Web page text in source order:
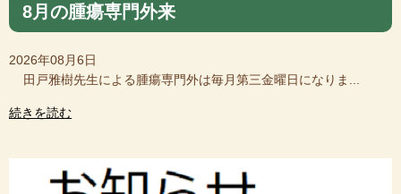
8月の腫瘍専門外来
2026年08月6日
田戸雅樹先生による腫瘍専門外は毎月第三金曜日になりま...
続きを読む